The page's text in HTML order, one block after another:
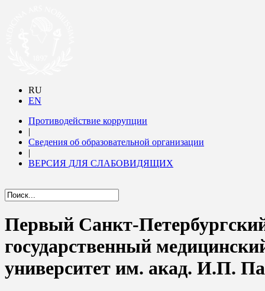
RU
EN
Противодействие коррупции
|
Сведения об образовательной организации
|
ВЕРСИЯ ДЛЯ СЛАБОВИДЯЩИХ
Первый Санкт-
государственный
университет им. акад. И.П.